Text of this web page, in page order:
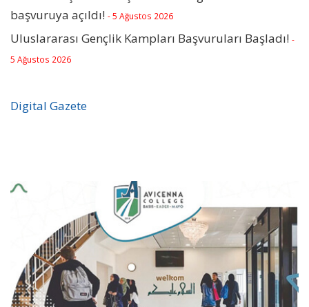
başvuruya açıldı! - 5 Ağustos 2026
Uluslararası Gençlik Kampları Başvuruları Başladı! -
5 Ağustos 2026
Digital Gazete